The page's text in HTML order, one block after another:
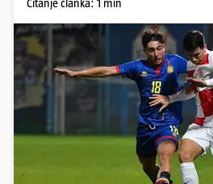
Čitanje članka: 1 min